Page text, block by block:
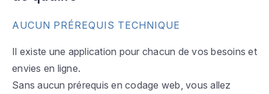
AUCUN PRÉREQUIS TECHNIQUE
Il existe une application pour chacun de vos besoins et
envies en ligne.
Sans aucun prérequis en codage web, vous allez